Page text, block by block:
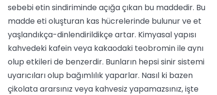
sebebi etin sindiriminde açığa çıkan bu maddedir. Bu
madde eti oluşturan kas hücrelerinde bulunur ve et
yaşlandıkça-dinlendirildikçe artar. Kimyasal yapısı
kahvedeki kafein veya kakaodaki teobromin ile aynı
olup etkileri de benzerdir. Bunların hepsi sinir sistemi
uyarıcıları olup bağımlılık yaparlar. Nasıl ki bazen
çikolata ararsınız veya kahvesiz yapamazsınız, işte